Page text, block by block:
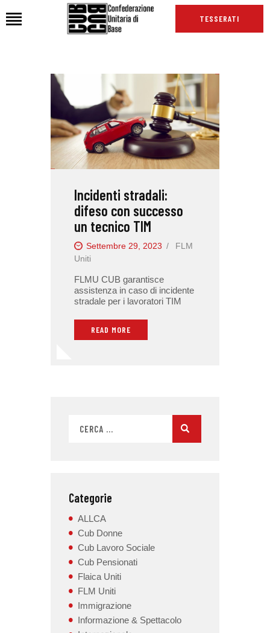
TESSERATI
HOME
CHI SIAMO
SEDI
NEWS
PODCAST CUB
INTERNAZIONALE
RASSEGNA STAMPA
Incidenti stradali:
difeso con successo
un tecnico TIM
Settembre 29, 2023
FLM
Uniti
FLMU CUB garantisce
assistenza in caso di incidente
stradale per i lavoratori TIM
READ MORE
Categorie
ALLCA
Cub Donne
Cub Lavoro Sociale
Cub Pensionati
Flaica Uniti
FLM Uniti
Immigrazione
Informazione & Spettacolo